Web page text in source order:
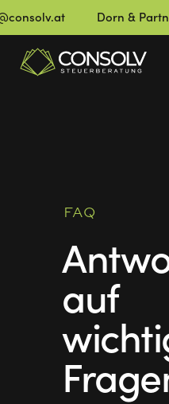
Dorn & Partner
FAQ
auf